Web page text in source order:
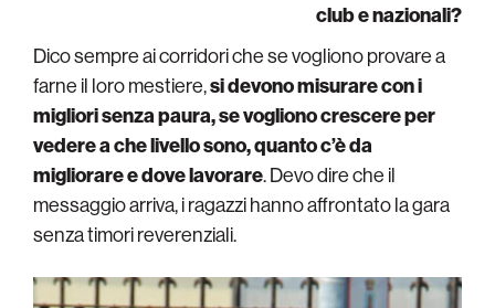
club e nazionali?
Dico sempre ai corridori che se vogliono provare a
farne il loro mestiere,si devono misurare con i
migliori senza paura, se vogliono crescere per
vedere a che livello sono, quanto c’è da
migliorare e dove lavorare. Devo dire che il
messaggio arriva, i ragazzi hanno affrontato la gara
senza timori reverenziali.